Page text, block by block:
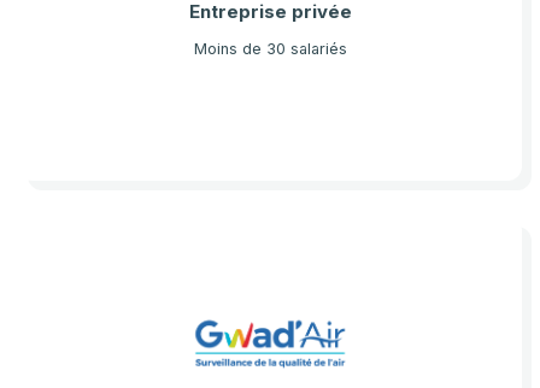
Entreprise privée
Moins de 30 salariés